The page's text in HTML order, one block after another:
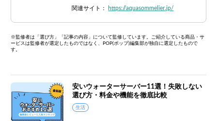
関連サイト： https://aquasommelier.jp/
※監修者は「選び方」「記事の内容」について監修しています。ご紹介している商品・サ
ービスは監修者が選定したものではなく、POP(ポップ)編集部が独自に選定したもので
す。
安いウォーターサーバー11選！失敗しない
選び方・料金や機能を徹底比較
生活